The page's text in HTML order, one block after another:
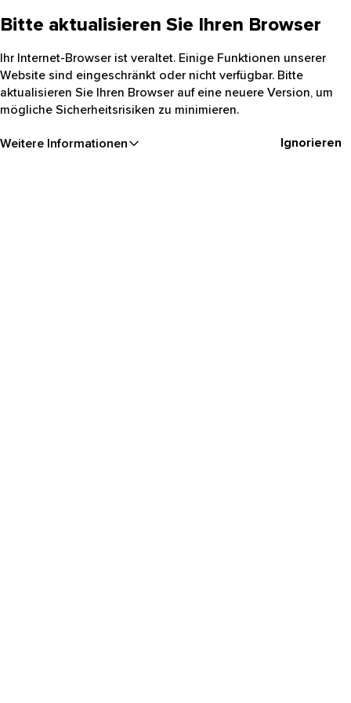
Bitte aktualisieren Sie Ihren Browser
Ihr Internet-Browser ist veraltet. Einige Funktionen unserer
Website sind eingeschränkt oder nicht verfügbar. Bitte
aktualisieren Sie Ihren Browser auf eine neuere Version, um
mögliche Sicherheitsrisiken zu minimieren.
Weitere Informationen Ignorieren